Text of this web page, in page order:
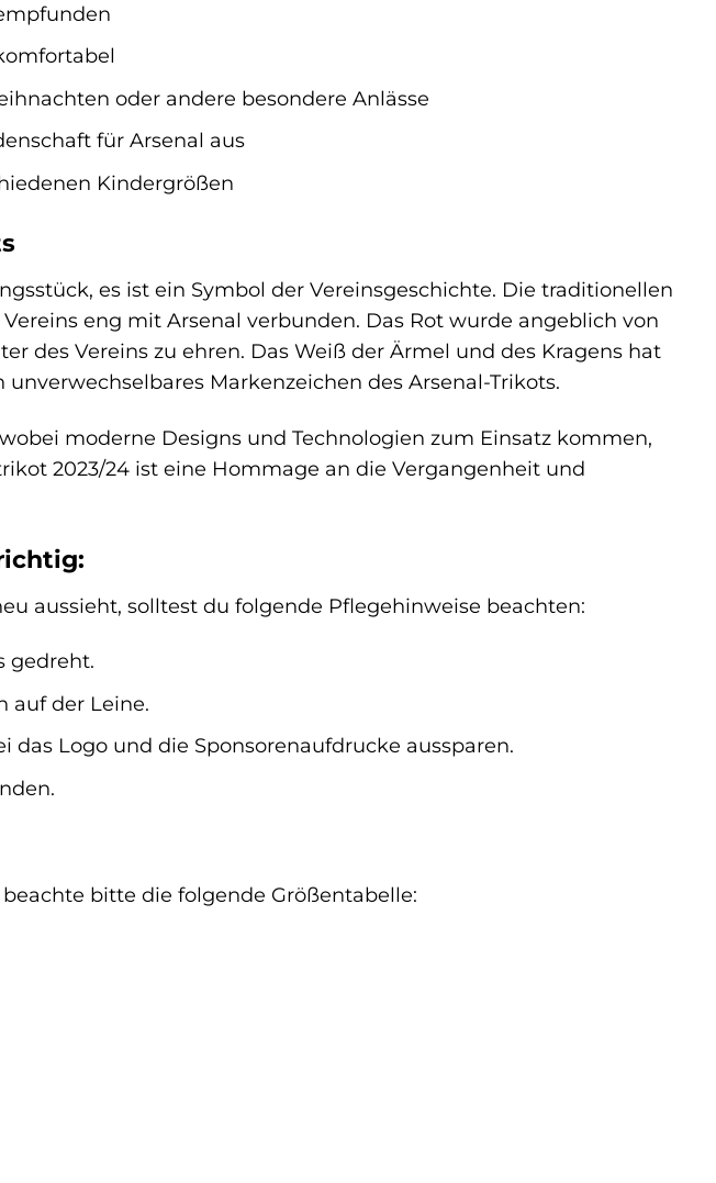
oder andere besondere Anlässe
für Arsenal aus
Kindergrößen
es ist ein Symbol der Vereinsgeschichte. Die traditionellen
eng mit Arsenal verbunden. Das Rot wurde angeblich von
des Vereins zu ehren. Das Weiß der Ärmel und des Kragens hat
Markenzeichen des Arsenal-Trikots.
moderne Designs und Technologien zum Einsatz kommen,
2023/24 ist eine Hommage an die Vergangenheit und
aussieht, solltest du folgende Pflegehinweise beachten:
gedreht.
auf der Leine.
das Logo und die Sponsorenaufdrucke aussparen.
bitte die folgende Größentabelle: